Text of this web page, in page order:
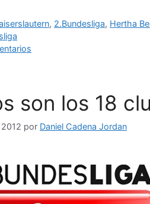
, 2.Bundesliga, Hertha
son los 18
por Daniel Cadena Jordan